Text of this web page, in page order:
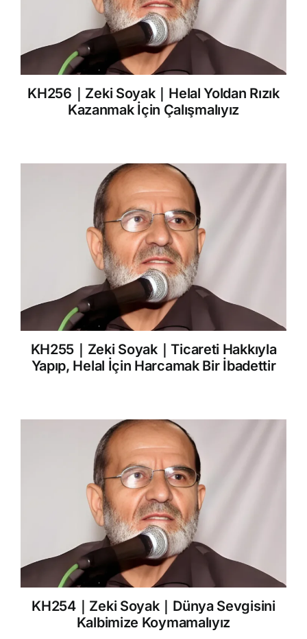
KH256｜Zeki Soyak｜Helal Yoldan Rızık
Kazanmak İçin Çalışmalıyız
KH255｜Zeki Soyak｜Ticareti Hakkıyla
Yapıp, Helal İçin Harcamak Bir İbadettir
KH254｜Zeki Soyak｜Dünya Sevgisini
Kalbimize Koymamalıyız